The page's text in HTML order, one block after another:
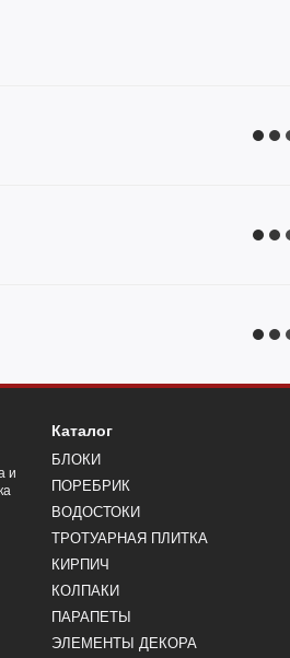
и
Каталог
БЛОКИ
ПОРЕБРИК
ВОДОСТОКИ
ТРОТУАРНАЯ ПЛИТКА
КИРПИЧ
КОЛПАКИ
ПАРАПЕТЫ
ЭЛЕМЕНТЫ ДЕКОРА